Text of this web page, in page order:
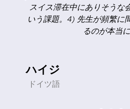
スイス滞在中にありそうな
いう課題。4) 先生が頻繁に
るのが本当
ハイジ
ドイツ語